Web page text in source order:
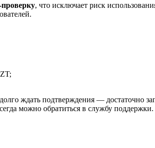
, что исключает риск
ждать подтверждения — достаточно
можно обратиться в службу поддержки.